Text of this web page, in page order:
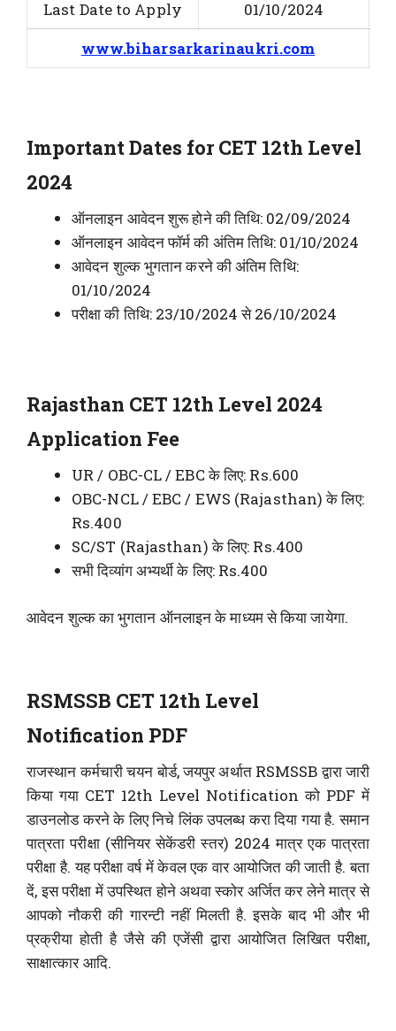
Last Date to Apply
01/10/2024
www.biharsarkarinaukri.com
Important Dates for CET 12th Level
2024
ऑनलाइन आवेदन शुरू होने की तिथि: 02/09/2024
ऑनलाइन आवेदन फॉर्म की अंतिम तिथि: 01/10/2024
आवेदन शुल्क भुगतान करने की अंतिम तिथि:
01/10/2024
परीक्षा की तिथि: 23/10/2024 से 26/10/2024
Rajasthan CET 12th Level 2024
Application Fee
UR / OBC-CL / EBC के लिए: Rs.600
OBC-NCL / EBC / EWS (Rajasthan) के लिए:
Rs.400
SC/ST (Rajasthan) के लिए: Rs.400
सभी दिव्यांग अभ्यर्थी के लिए: Rs.400
आवेदन शुल्क का भुगतान ऑनलाइन के माध्यम से किया जायेगा.
RSMSSB CET 12th Level
Notification PDF
राजस्थान कर्मचारी चयन बोर्ड, जयपुर अर्थात RSMSSB द्वारा जारी
किया गया CET 12th Level Notification को PDF में
डाउनलोड करने के लिए निचे लिंक उपलब्ध करा दिया गया है. समान
पात्रता परीक्षा (सीनियर सेकेंडरी स्तर) 2024 मात्र एक पात्रता
परीक्षा है. यह परीक्षा वर्ष में केवल एक वार आयोजित की जाती है. बता
दें, इस परीक्षा में उपस्थित होने अथवा स्कोर अर्जित कर लेने मात्र से
आपको नौकरी की गारन्टी नहीं मिलती है. इसके बाद भी और भी
प्रक्रीया होती है जैसे की एजेंसी द्वारा आयोजित लिखित परीक्षा,
साक्षात्कार आदि.